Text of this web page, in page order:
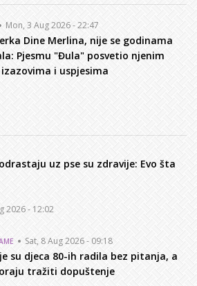
Mon, 3 Aug 2026 - 22:47
Dine Merlina, nije se godinama
Pjesmu "Đula" posvetio njenim
i uspjesima
2026 - 12:02
uz pse su zdravije: Evo šta
Sat, 8 Aug 2026 - 09:18
su djeca 80-ih radila bez pitanja, a
tražiti dopuštenje